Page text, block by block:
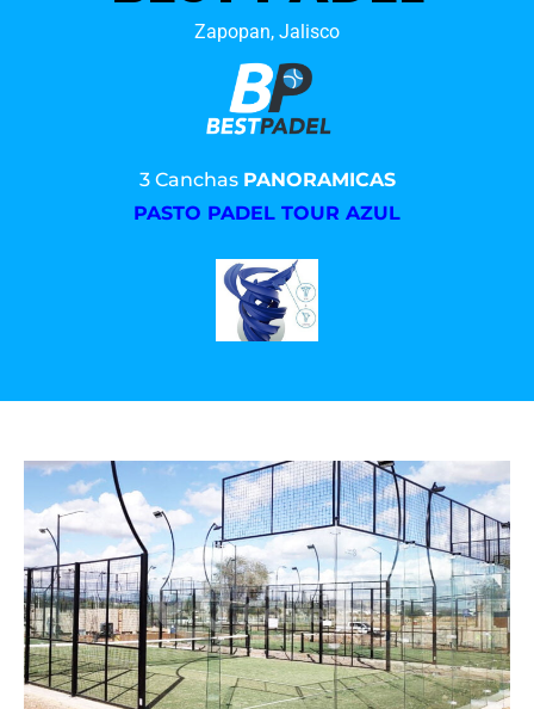
Zapopan, Jalisco
3 Canchas PANORAMICAS
PASTO PADEL TOUR AZUL